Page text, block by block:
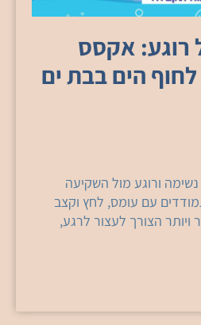
רוגע: אקסס
הים בבת ים
ורוגע מול השקיעה
עם עומס, לחץ וקצב
ויותר הצורך לעצור לרגע,